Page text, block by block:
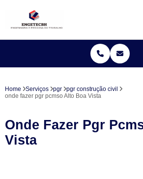
Home Serviços pgr
pgr construção civil
onde fazer pgr pcmso Alto Boa Vista
Onde Fazer Pgr
Vista